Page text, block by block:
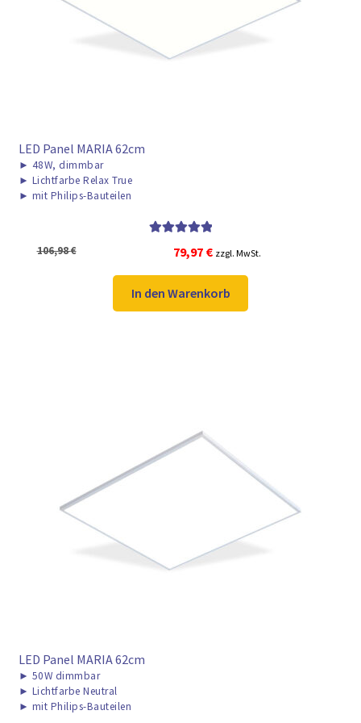
► ZAHLARTEN
► VERSANDARTEN
LED Panel MARIA 62cm
► 48W, dimmbar
► Lichtfarbe Relax True
► mit Philips-Bauteilen
von 5
106,98€
Ursprünglicher
Preis
war:
106,98 €
79,97 €Aktueller
Preis
ist:
79,97 €.
zzgl. MwSt.
In den Warenkorb
LED Panel MARIA 62cm
► 50W dimmbar
► Lichtfarbe Neutral
► mit Philips-Bauteilen